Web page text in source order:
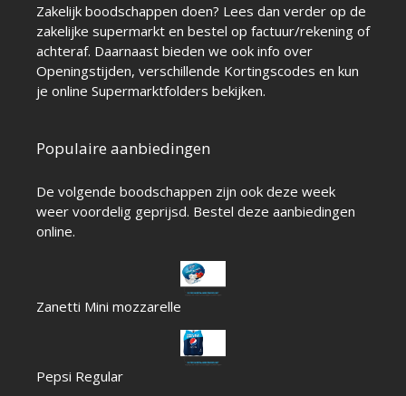
Zakelijk boodschappen doen? Lees dan verder op de
zakelijke supermarkt en bestel op factuur/rekening of
achteraf. Daarnaast bieden we ook info over
Openingstijden, verschillende Kortingscodes en kun
je online Supermarktfolders bekijken.
Populaire aanbiedingen
De volgende boodschappen zijn ook deze week
weer voordelig geprijsd. Bestel deze aanbiedingen
online.
Zanetti Mini mozzarelle
Pepsi Regular